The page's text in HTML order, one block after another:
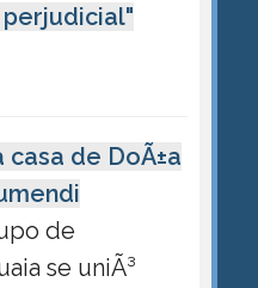
perjudicial"
de DoÃ±a
de
se uniÃ³